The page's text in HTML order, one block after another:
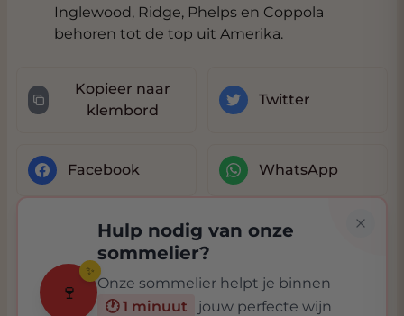
Inglewood, Ridge, Phelps en Coppola
behoren tot de top uit Amerika.
Kopieer naar
klembord
Twitter
Facebook WhatsApp
🍷
✨
Hulp nodig van onze
sommelier?
Onze sommelier helpt je binnen
🕐 1 minuut
jouw perfecte wijn